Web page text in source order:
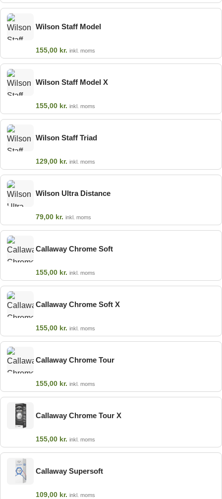
Wilson Staff Model
155,00 kr. inkl. moms
Wilson Staff Model X
155,00 kr. inkl. moms
Wilson Staff Triad
129,00 kr. inkl. moms
Wilson Ultra Distance
79,00 kr. inkl. moms
Callaway Chrome Soft
155,00 kr. inkl. moms
Callaway Chrome Soft X
155,00 kr. inkl. moms
Callaway Chrome Tour
155,00 kr. inkl. moms
Callaway Chrome Tour X
155,00 kr. inkl. moms
Callaway Supersoft
109,00 kr. inkl. moms